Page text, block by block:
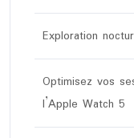
Exploration
Optimisez vos
l’Apple Watch 5